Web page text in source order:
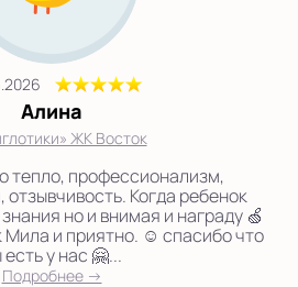
Алина
ЖК Восток
тепло, профессионализм,
отзывчивость. Когда ребенок
но и внимая и награду 🍏
Мила и приятно. ☺️ спасибо что
есть у нас 🤗...
Подробнее →